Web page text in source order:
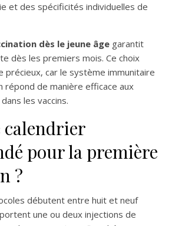
et des spécificités individuelles de
dès le jeune âge garantit
dès les premiers mois. Ce choix
précieux, car le système immunitaire
répond de manière efficace aux
les vaccins.
calendrier
pour la première
?
débutent entre huit et neuf
une ou deux injections de